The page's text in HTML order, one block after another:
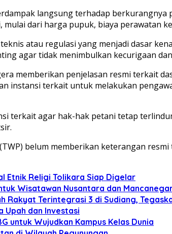
langsung terhadap
dari harga pupuk, biaya perawatan
atau regulasi yang menjadi dasar
agar tidak menimbulkan kecurigaan
memberikan penjelasan resmi terkait
instansi terkait untuk melakukan
terkait agar hak-hak petani tetap
belum memberikan keterangan
Etnik Religi Tolikara Siap Digelar
Wisatawan Nusantara dan
Rakyat Terintegrasi 3 di Sudiang,
Upah dan Investasi
untuk Wujudkan Kampus Kelas Dunia